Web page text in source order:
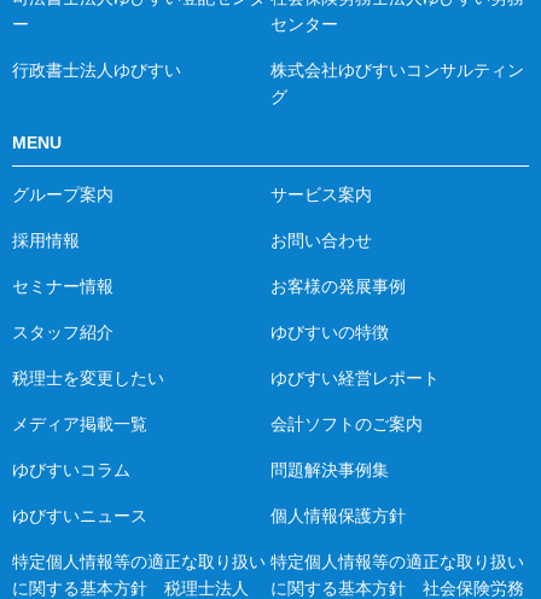
ー
センター
行政書士法人ゆびすい
株式会社ゆびすいコンサルティン
グ
MENU
グループ案内 サービス案内
採用情報 お問い合わせ
セミナー情報 お客様の発展事例
スタッフ紹介 ゆびすいの特徴
税理士を変更したい ゆびすい経営レポート
メディア掲載一覧 会計ソフトのご案内
ゆびすいコラム 問題解決事例集
ゆびすいニュース 個人情報保護方針
特定個人情報等の適正な取り扱い
に関する基本方針 税理士法人
特定個人情報等の適正な取り扱い
に関する基本方針 社会保険労務